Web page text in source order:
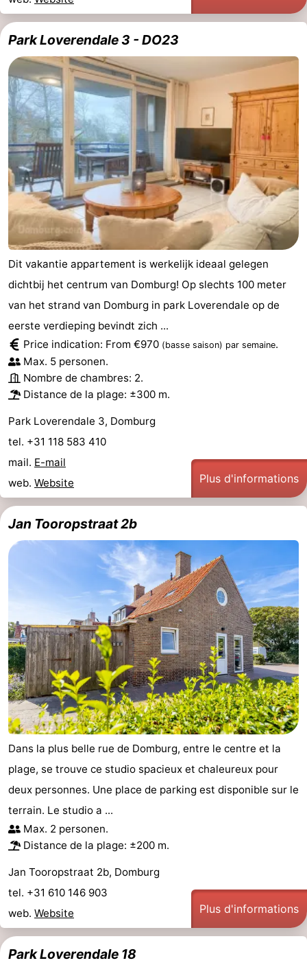
Park Loverendale 3 - DO23
Dit vakantie appartement is werkelijk ideaal gelegen
dichtbij het centrum van Domburg! Op slechts 100 meter
van het strand van Domburg in park Loverendale op de
eerste verdieping bevindt zich ...
Price indication: From €970 (basse saison) par semaine.
Max. 5 personen.
Nombre de chambres: 2.
Distance de la plage: ±300 m.
Park Loverendale 3, Domburg
tel. +31 118 583 410
mail. E-mail
web. Website Plus d'informations
Jan Tooropstraat 2b
Dans la plus belle rue de Domburg, entre le centre et la
plage, se trouve ce studio spacieux et chaleureux pour
deux personnes. Une place de parking est disponible sur le
terrain. Le studio a ...
Max. 2 personen.
Distance de la plage: ±200 m.
Jan Tooropstraat 2b, Domburg
tel. +31 610 146 903
web. Website Plus d'informations
Park Loverendale 18